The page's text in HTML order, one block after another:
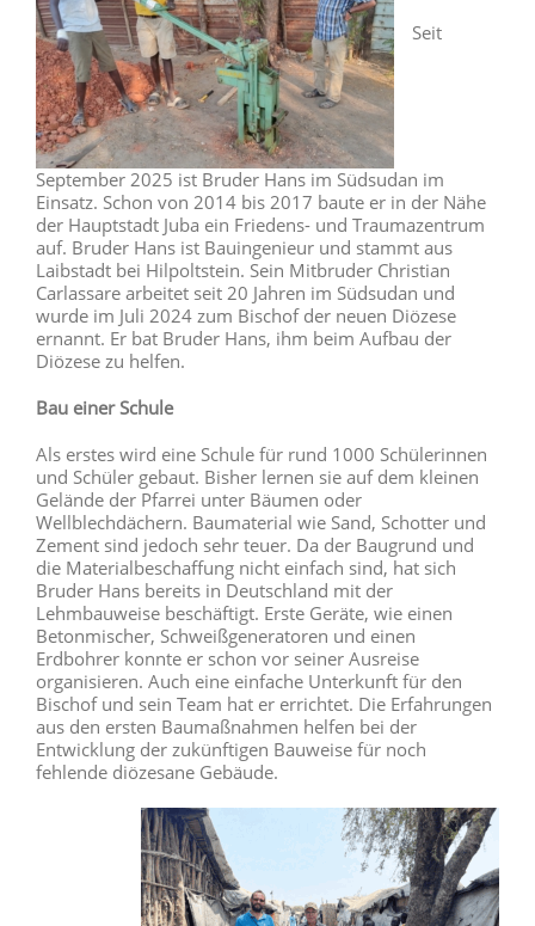
Seit
September 2025 ist Bruder Hans im Südsudan im
Einsatz. Schon von 2014 bis 2017 baute er in der Nähe
der Hauptstadt Juba ein Friedens- und Traumazentrum
auf. Bruder Hans ist Bauingenieur und stammt aus
Laibstadt bei Hilpoltstein. Sein Mitbruder Christian
Carlassare arbeitet seit 20 Jahren im Südsudan und
wurde im Juli 2024 zum Bischof der neuen Diözese
ernannt. Er bat Bruder Hans, ihm beim Aufbau der
Diözese zu helfen.
Bau einer Schule
Als erstes wird eine Schule für rund 1000 Schülerinnen
und Schüler gebaut. Bisher lernen sie auf dem kleinen
Gelände der Pfarrei unter Bäumen oder
Wellblechdächern. Baumaterial wie Sand, Schotter und
Zement sind jedoch sehr teuer. Da der Baugrund und
die Materialbeschaffung nicht einfach sind, hat sich
Bruder Hans bereits in Deutschland mit der
Lehmbauweise beschäftigt. Erste Geräte, wie einen
Betonmischer, Schweißgeneratoren und einen
Erdbohrer konnte er schon vor seiner Ausreise
organisieren. Auch eine einfache Unterkunft für den
Bischof und sein Team hat er errichtet. Die Erfahrungen
aus den ersten Baumaßnahmen helfen bei der
Entwicklung der zukünftigen Bauweise für noch
fehlende diözesane Gebäude.